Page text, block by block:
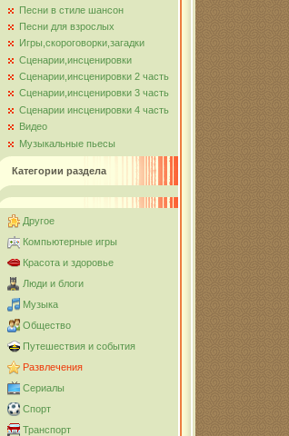
Песни в стиле шансон
Песни для взрослых
Игры,скороговорки,загадки
Сценарии,инсценировки
Сценарии,инсценировки 2 часть
Сценарии,инсценировки 3 часть
Сценарии инсценировки 4 часть
Видео
Музыкальные пьесы
Категории раздела
Другое
Компьютерные игры
Красота и здоровье
Люди и блоги
Музыка
Общество
Путешествия и события
Развлечения
Сериалы
Спорт
Транспорт